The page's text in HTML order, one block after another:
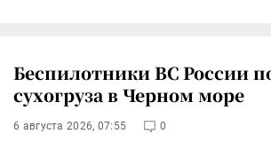
Беспилотники ВС России
сухогруза в Черном море
6 августа 2026, 07:55 0